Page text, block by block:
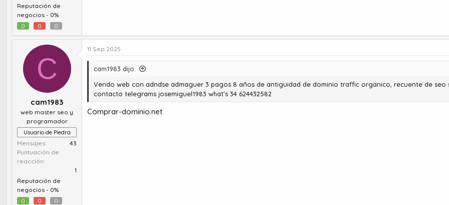
Reputación de
negocios - 0%
0
0 0
C
cam1983
web master seo y
programador
Usuario de Piedra
Mensajes
43
Puntuación de
reacción
1
Reputación de
negocios - 0%
0
0 0
11 Sep 2025
cam1983 dijo:
Vendo web con adndse admaguer 3 pagos 8 años de antiguidad de dominio traffic organico, recuente de seo
contacto telegrams josemiguel1983 what's 34 624432582
Comprar-dominio.net